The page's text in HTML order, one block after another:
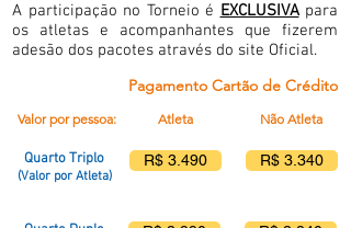
A participação no Torneio é EXCLUSIVApara
os atletas e acompanhantes que fizerem
adesão dos pacotes através do site Oficial.
Pagamento Cartão de Crédito
Valor por pessoa: Atleta Não Atleta
Quarto Triplo
(Valor por Atleta)
R$ 3.490 R$ 3.340